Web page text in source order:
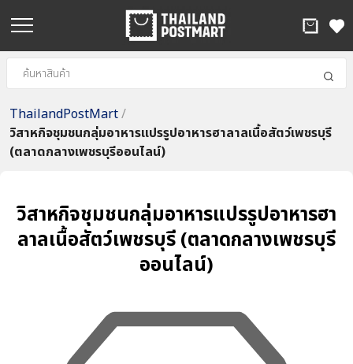
ThailandPostMart/
วิสาหกิจชุมชนกลุ่มอาหารแปรรูปอาหารฮาลาลเนื้อสัตว์เพชรบุรี
(ตลาดกลางเพชรบุรีออนไลน์)
วิสาหกิจชุมชนกลุ่มอาหารแปรรูปอาหารฮา
ลาลเนื้อสัตว์เพชรบุรี (ตลาดกลางเพชรบุรี
ออนไลน์)